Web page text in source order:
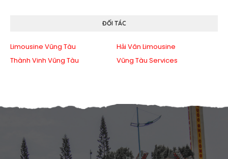
ĐỐI TÁC
Limousine Vũng Tàu
Hải Vân Limousine
Thành Vinh Vũng Tàu
Vũng Tàu Services